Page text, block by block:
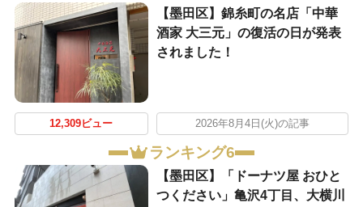
【墨田区】錦糸町の名店「中華
酒家 大三元」の復活の日が発表
されました！
12,309ビュー 2026年8月4日(火)の記事
ランキング6
【墨田区】「ドーナツ屋 おひと
つください」亀沢4丁目、大横川